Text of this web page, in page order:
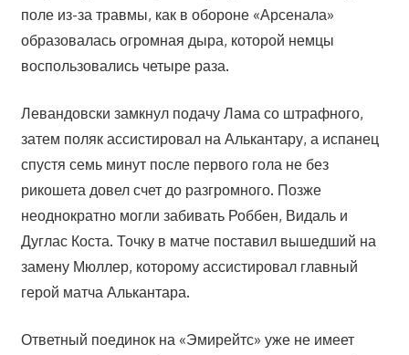
поле из-за травмы, как в обороне «Арсенала»
образовалась огромная дыра, которой немцы
воспользовались четыре раза.
Левандовски замкнул подачу Лама со штрафного,
затем поляк ассистировал на Алькантару, а испанец
спустя семь минут после первого гола не без
рикошета довел счет до разгромного. Позже
неоднократно могли забивать Роббен, Видаль и
Дуглас Коста. Точку в матче поставил вышедший на
замену Мюллер, которому ассистировал главный
герой матча Алькантара.
Ответный поединок на «Эмирейтс» уже не имеет